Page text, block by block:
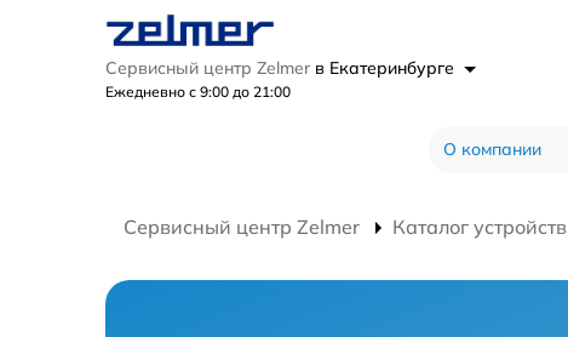
Сервисный центр Zelmer в Екатеринбурге
Ежедневно с 9:00 до 21:00
О компании
Сервисный центр Zelmer Каталог устройств